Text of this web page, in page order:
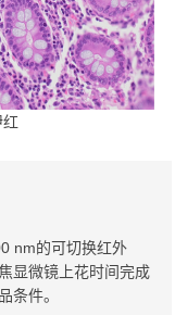
nm的可切换红外
显微镜上花时间完成
条件。